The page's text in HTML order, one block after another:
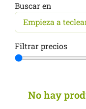
Buscar en
Filtrar precios
No hay